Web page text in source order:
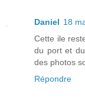
Daniel 18
Cette ile
du port et
des photos
Répondre